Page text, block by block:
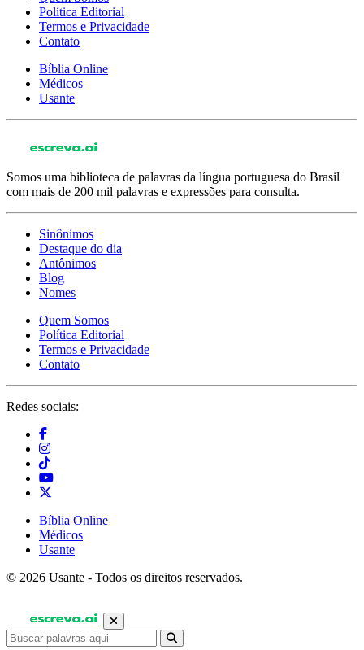
Política Editorial
Termos e Privacidade
Contato
Bíblia Online
Médicos
Usante
Somos uma biblioteca de palavras da língua portuguesa do Brasil
com mais de 200 mil palavras e expressões para consulta.
Sinônimos
Destaque do dia
Antônimos
Blog
Nomes
Quem Somos
Política Editorial
Termos e Privacidade
Contato
Redes sociais:
Bíblia Online
Médicos
Usante
© 2026 Usante - Todos os direitos reservados.